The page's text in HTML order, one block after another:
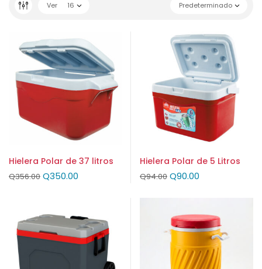
Predeterminado
Ver 16
Hielera Polar de 37 litros
Q356.00 Q350.00
Hielera Polar de 5 Litros
Q94.00 Q90.00